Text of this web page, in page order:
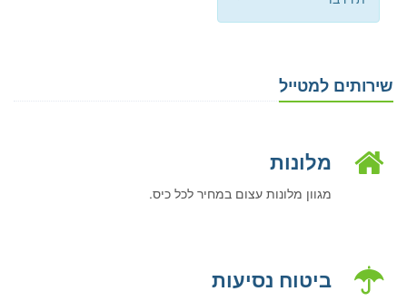
שירותים למטייל
מלונות
מגוון מלונות עצום במחיר לכל כיס.
ביטוח נסיעות